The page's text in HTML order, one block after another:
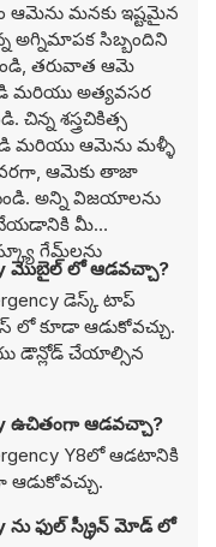
ఆమెను మనకు ఇష్టమైన
అగ్నిమాపక సిబ్బందిని
తరువాత ఆమె
మరియు అత్యవసర
చిన్న శస్త్రచికిత్స
మరియు ఆమెను మళ్ళీ
ఆమెకు తాజా
అన్ని విజయాలను
మీ
గేమ్‌లను
మొబైల్ లో ఆడవచ్చా?
డెస్క్ టాప్
లో కూడా ఆడుకోవచ్చు.
డౌన్లోడ్ చేయాల్సిన
ఉచితంగా ఆడవచ్చా?
Y8లో ఆడటానికి
ను ఫుల్ స్క్రీన్ మోడ్ లో